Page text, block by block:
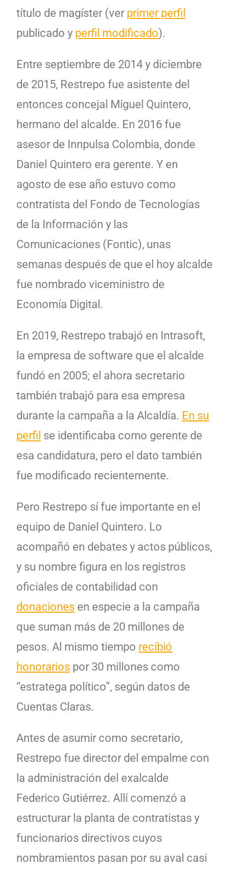
título de magíster (ver primer perfil
publicado y perfil modificado).
Entre septiembre de 2014 y diciembre
de 2015, Restrepo fue asistente del
entonces concejal Miguel Quintero,
hermano del alcalde. En 2016 fue
asesor de Innpulsa Colombia, donde
Daniel Quintero era gerente. Y en
agosto de ese año estuvo como
contratista del Fondo de Tecnologías
de la Información y las
Comunicaciones (Fontic), unas
semanas después de que el hoy alcalde
fue nombrado viceministro de
Economía Digital.
En 2019, Restrepo trabajó en Intrasoft,
la empresa de software que el alcalde
fundó en 2005; el ahora secretario
también trabajó para esa empresa
durante la campaña a la Alcaldía. En su
perfil se identificaba como gerente de
esa candidatura, pero el dato también
fue modificado recientemente.
Pero Restrepo sí fue importante en el
equipo de Daniel Quintero. Lo
acompañó en debates y actos públicos,
y su nombre figura en los registros
oficiales de contabilidad con
donaciones en especie a la campaña
que suman más de 20 millones de
pesos. Al mismo tiempo recibió
honorarios por 30 millones como
“estratega político”, según datos de
Cuentas Claras.
Antes de asumir como secretario,
Restrepo fue director del empalme con
la administración del exalcalde
Federico Gutiérrez. Allí comenzó a
estructurar la planta de contratistas y
funcionarios directivos cuyos
nombramientos pasan por su aval casi